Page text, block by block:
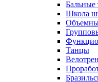
Бальные
Школа
Танцы